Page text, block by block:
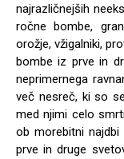
najrazličnejših
ročne bombe,
orožje, vžigalniki,
bombe iz prve in
neprimernega
več nesreč, ki so
med njimi celo
ob morebitni
prve in druge